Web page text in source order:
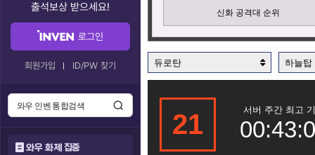
출석보상 받으세요!
로그인
회원가입 ID/PW 찾기
와우 화제 집중
신화 공격대 순위
듀로탄 하늘탑
21 서버 주간 최고